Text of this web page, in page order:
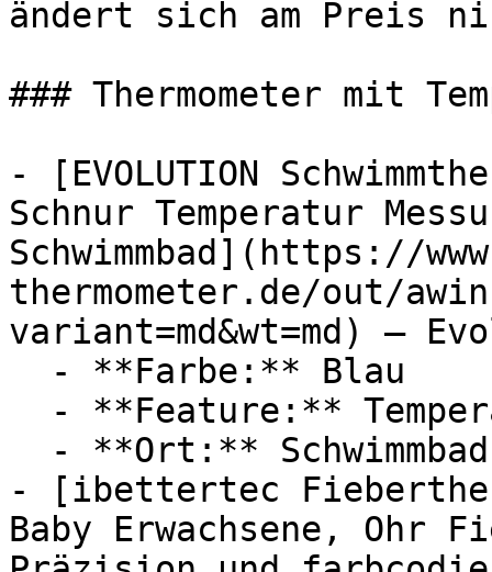
ändert sich am Preis
### Thermometer mit
- [EVOLUTION
Schnur Temperatur
Schwimmbad](https://
thermometer.de/out/
variant=md&wt=md) —
- [ibettertec
Baby Erwachsene, Ohr